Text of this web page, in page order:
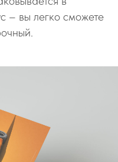
– вы легко сможете